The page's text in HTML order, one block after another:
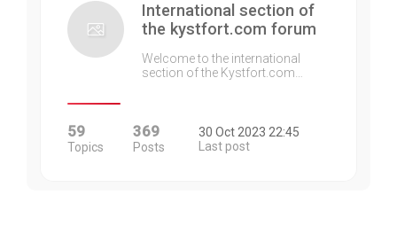
International section of
the kystfort.com forum
Welcome to the international
section of the Kystfort.com…
59
Topics
369
Posts
30 Oct 2023 22:45
Last post